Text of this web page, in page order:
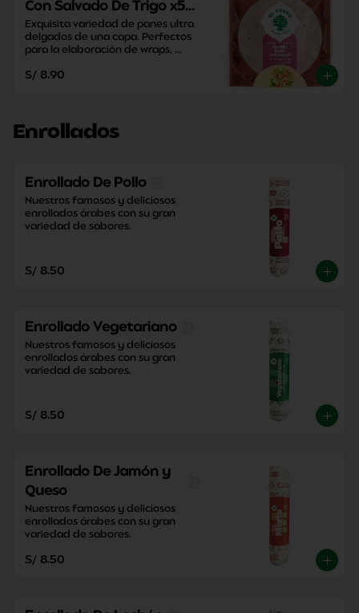
Con Salvado De Trigo x5
und
Exquisita variedad de panes ultra
delgados de una capa. Perfectos
para la elaboración de wraps,
S/ 8.90
Enrollados
Enrollado De Pollo
Nuestros famosos y deliciosos
enrollados árabes con su gran
variedad de sabores.
S/ 8.50
Enrollado Vegetariano
Nuestros famosos y deliciosos
enrollados árabes con su gran
variedad de sabores.
S/ 8.50
Enrollado De Jamón y
Queso
Nuestros famosos y deliciosos
enrollados árabes con su gran
variedad de sabores.
S/ 8.50